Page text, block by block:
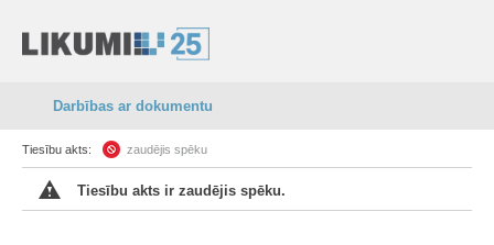
Darbības ar dokumentu
Tiesību akts: zaudējis spēku
Tiesību akts ir zaudējis spēku.